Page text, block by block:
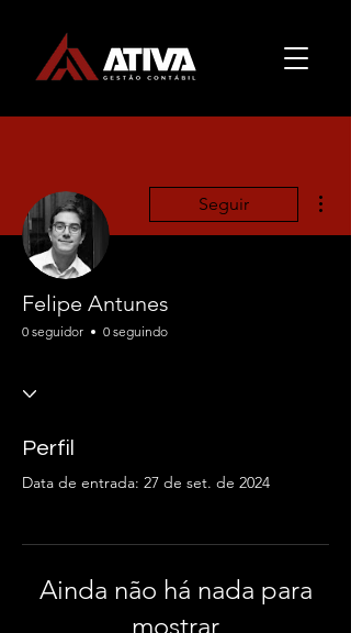
Seguir
Felipe Antunes
0 seguidor 0 seguindo
Perfil
Data de entrada: 27 de set. de 2024
Ainda não há nada para
mostrar